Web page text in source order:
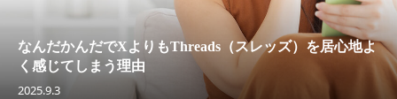
なんだかんだでXよりもThreads（スレッズ）を居心地よ
く感じてしまう理由
2025.9.3